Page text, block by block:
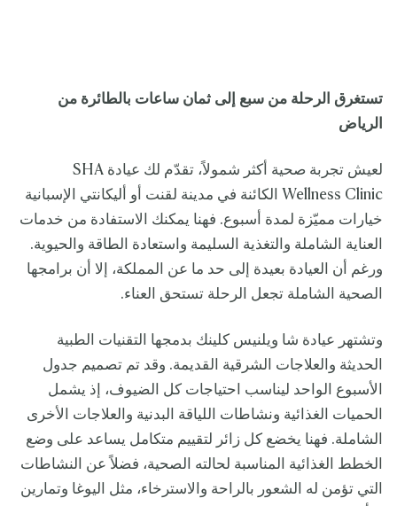
تستغرق الرحلة من سبع إلى ثمان ساعات بالطائرة من
الرياض
لعيش تجربة صحية أكثر شمولاً، تقدّم لك عيادة SHA
Wellness Clinic الكائنة في مدينة لقنت أو أليكانتي الإسبانية
خيارات مميّزة لمدة أسبوع. فهنا يمكنك الاستفادة من خدمات
العناية الشاملة والتغذية السليمة واستعادة الطاقة والحيوية.
ورغم أن العيادة بعيدة إلى حد ما عن المملكة، إلا أن برامجها
الصحية الشاملة تجعل الرحلة تستحق العناء.
وتشتهر عيادة شا ويلنيس كلينك بدمجها التقنيات الطبية
الحديثة والعلاجات الشرقية القديمة. وقد تم تصميم جدول
الأسبوع الواحد ليناسب احتياجات كل الضيوف، إذ يشمل
الحميات الغذائية ونشاطات اللياقة البدنية والعلاجات الأخرى
الشاملة. فهنا يخضع كل زائر لتقييم متكامل يساعد على وضع
الخطط الغذائية المناسبة لحالته الصحية، فضلاً عن النشاطات
التي تؤمن له الشعور بالراحة والاسترخاء، مثل اليوغا وتمارين